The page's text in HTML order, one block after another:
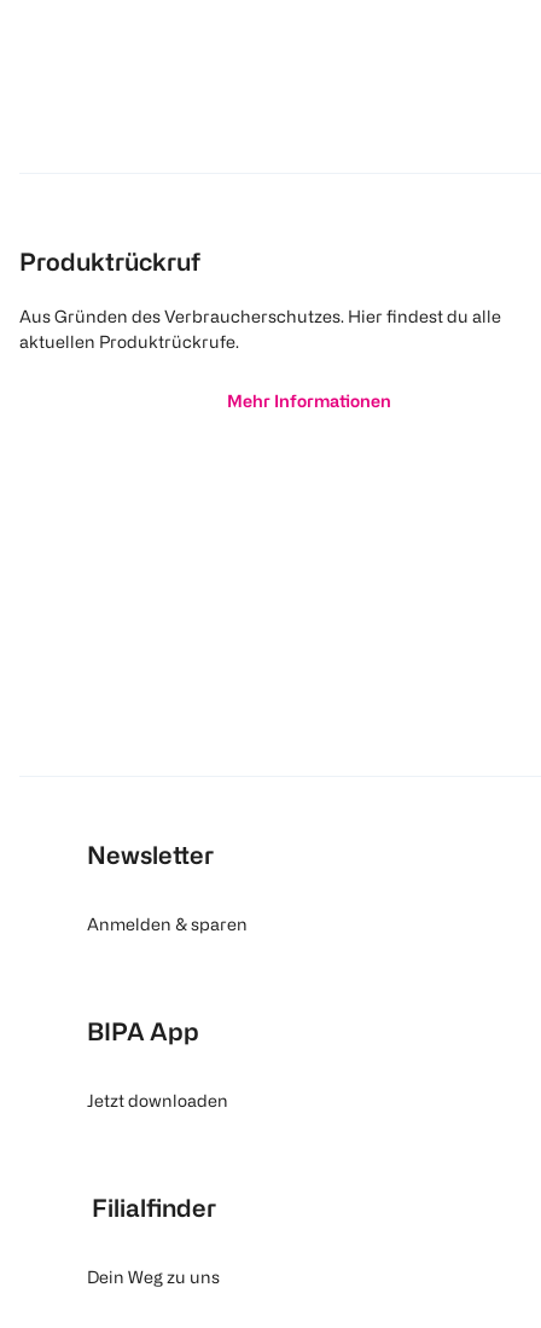
Produktrückruf
Aus Gründen des Verbraucherschutzes. Hier findest du alle
aktuellen Produktrückrufe.
Mehr Informationen
Newsletter
Anmelden & sparen
BIPA App
Jetzt downloaden
Filialfinder
Dein Weg zu uns